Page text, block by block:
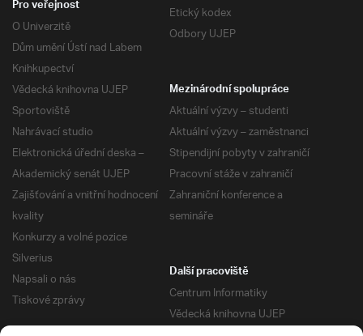
Etický kodex
Odbory UJEP
Pro veřejnost
O Univerzitě
Dům umění Ústí nad Labem
Knihkupectví
Vědecká knihovna UJEP
Sportoviště
Nahrávací studio
Elektronická úřední deska –
Akademický senát UJEP
Zajišťování a vnitřní hodnocení
kvality
Konkurzy a volné pozice
Silverius
Napsali o nás
Tiskové zprávy
Mezinárodní spolupráce
Aktuální výzvy – studenti
Aktuální výzvy – zaměstnanci
Stipendijní pobyty v zahraničí
Pracovní stáže v zahraničí
Zahraniční konference a
semináře
Další pracoviště
Centrum Informatiky
Vědecká knihovna UJEP